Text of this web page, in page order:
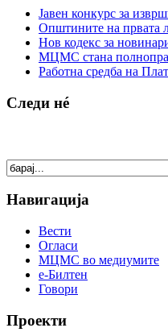
Јавен конкурс за
Општините на првата
Нов кодекс за
МЦМС стана
Работна средба на
Следи нé
Навигација
Вести
Огласи
МЦМС во медиумите
е-Билтен
Говори
Проекти